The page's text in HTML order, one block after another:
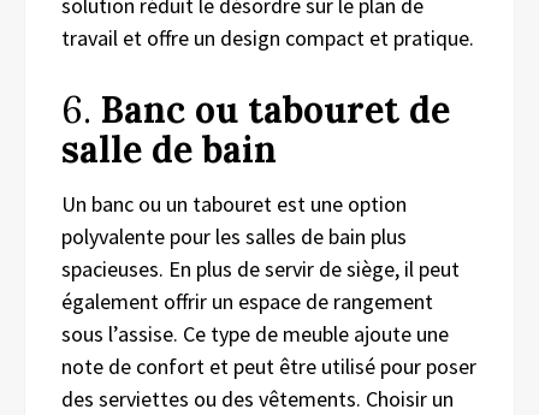
travail et offre un design compact et pratique.
6. Banc ou tabouret de
salle de bain
Un banc ou un tabouret est une option
polyvalente pour les salles de bain plus
spacieuses. En plus de servir de siège, il peut
également offrir un espace de rangement
sous l’assise. Ce type de meuble ajoute une
note de confort et peut être utilisé pour poser
des serviettes ou des vêtements. Choisir un